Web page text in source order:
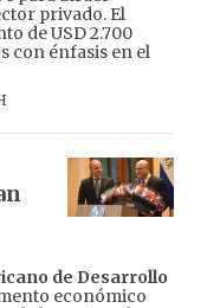
privado. El
de USD 2.700
con énfasis en el
de Desarrollo
económico